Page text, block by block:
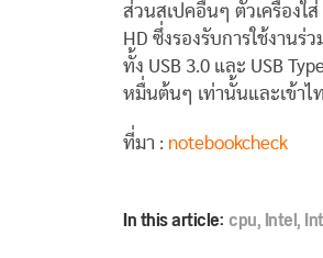
ส่วนสเปคอื่นๆ ตัวเครื่องใ
HD ซึ่งรองรับการใช้งาน
ทั้ง USB 3.0 และ USB
หมื่นต้นๆ เท่านั้นและเข้า
ที่มา : notebookcheck
In this article:cpu,Intel,